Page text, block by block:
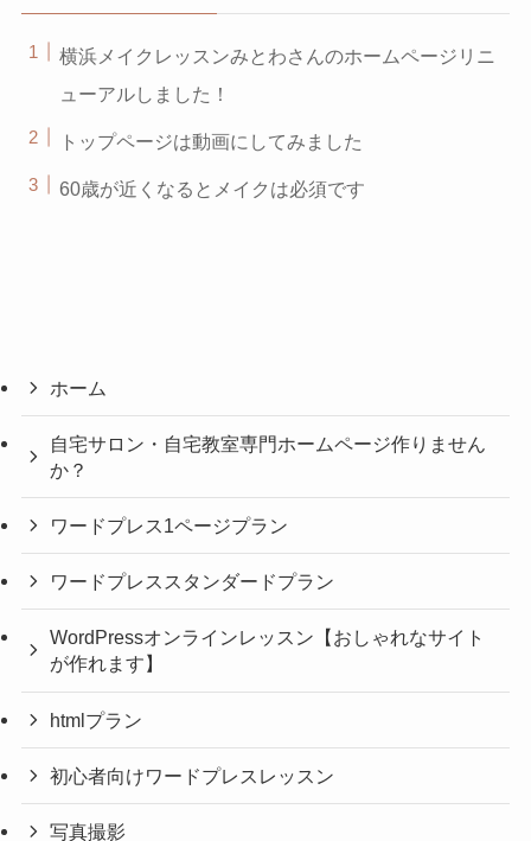
横浜メイクレッスンみとわさんのホームページリニ
ューアルしました！
トップページは動画にしてみました
60歳が近くなるとメイクは必須です
ホーム
自宅サロン・自宅教室専門ホームページ作りません
か？
ワードプレス1ページプラン
ワードプレススタンダードプラン
WordPressオンラインレッスン【おしゃれなサイト
が作れます】
htmlプラン
初心者向けワードプレスレッスン
写真撮影